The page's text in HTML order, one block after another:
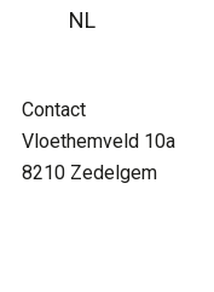
Nieuws
NL
FR
Contact
Vloethemveld 10a
8210 Zedelgem